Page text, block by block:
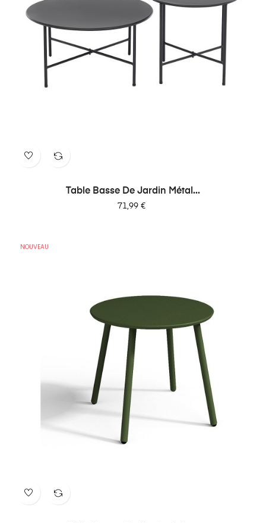
Table Basse De Jardin Métal...
Prix
71,99 €
NOUVEAU